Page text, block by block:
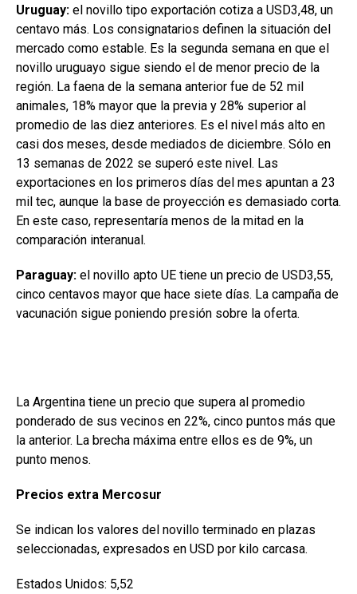
Uruguay: el novillo tipo exportación cotiza a USD3,48, un
centavo más. Los consignatarios definen la situación del
mercado como estable. Es la segunda semana en que el
novillo uruguayo sigue siendo el de menor precio de la
región. La faena de la semana anterior fue de 52 mil
animales, 18% mayor que la previa y 28% superior al
promedio de las diez anteriores. Es el nivel más alto en
casi dos meses, desde mediados de diciembre. Sólo en
13 semanas de 2022 se superó este nivel. Las
exportaciones en los primeros días del mes apuntan a 23
mil tec, aunque la base de proyección es demasiado corta.
En este caso, representaría menos de la mitad en la
comparación interanual.
Paraguay: el novillo apto UE tiene un precio de USD3,55,
cinco centavos mayor que hace siete días. La campaña de
vacunación sigue poniendo presión sobre la oferta.
La Argentina tiene un precio que supera al promedio
ponderado de sus vecinos en 22%, cinco puntos más que
la anterior. La brecha máxima entre ellos es de 9%, un
punto menos.
Precios extra Mercosur
Se indican los valores del novillo terminado en plazas
seleccionadas, expresados en USD por kilo carcasa.
Estados Unidos: 5,52